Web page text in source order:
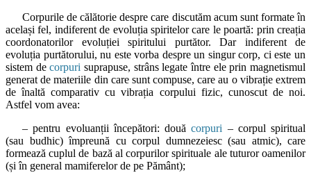
Corpurile de călătorie despre care discutăm acum sunt formate în
același fel, indiferent de evoluția spiritelor care le poartă: prin creația
coordonatorilor evoluției spiritului purtător. Dar indiferent de
evoluția purtătorului, nu este vorba despre un singur corp, ci este un
sistem decorpuri suprapuse, strâns legate între ele prin magnetismul
generat de materiile din care sunt compuse, care au o vibrație extrem
de înaltă comparativ cu vibrația corpului fizic, cunoscut de noi.
Astfel vom avea:
– pentru evoluanții începători: douăcorpuri – corpul spiritual
(sau budhic) împreună cu corpul dumnezeiesc (sau atmic), care
formează cuplul de bază al corpurilor spirituale ale tuturor oamenilor
(și în general mamiferelor de pe Pământ);